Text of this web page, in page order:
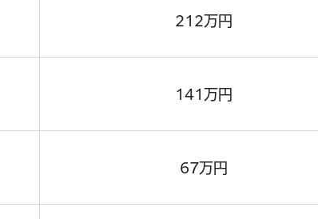
212万円
141万円
67万円